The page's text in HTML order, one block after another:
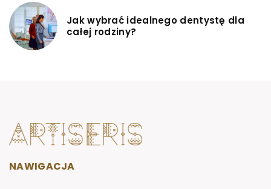
Jak wybrać idealnego dentystę dla
całej rodziny?
NAWIGACJA